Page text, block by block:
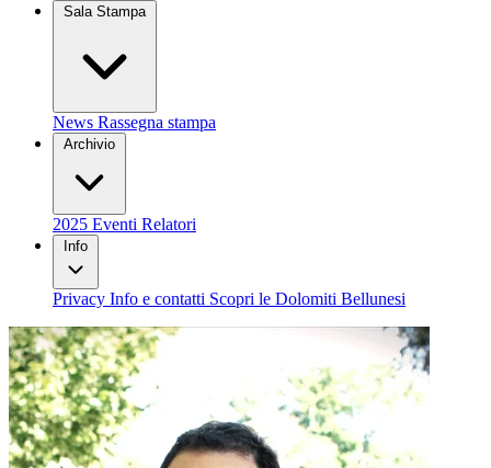
Sala Stampa
News Rassegna stampa
Archivio
2025 Eventi Relatori
Info
Privacy Info e contatti Scopri le Dolomiti Bellunesi